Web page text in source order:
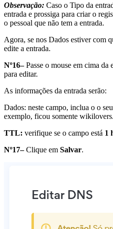
Observação: Caso o Tipo da
entrada e prossiga para criar o
o pessoal que não tem a entrada.
Agora, se nos Dados estiver com
edite a entrada.
Nº16–Passe o mouse em cima da
para editar.
As informações da entrada serão:
Dados: neste campo, inclua o o
exemplo, ficou somente
TTL: verifique se o campo está 1
Nº17–Clique em Salvar.